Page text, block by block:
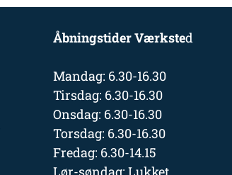
Åbningstider Værksted
Mandag: 6.30-16.30
Tirsdag: 6.30-16.30
Onsdag: 6.30-16.30
Torsdag: 6.30-16.30
Fredag: 6.30-14.15
Lør-søndag: Lukket